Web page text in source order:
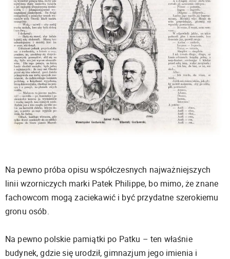
Na pewno próba opisu współczesnych najważniejszych
linii wzorniczych marki Patek Philippe, bo mimo, że znane
fachowcom mogą zaciekawić i być przydatne szerokiemu
gronu osób.
Na pewno polskie pamiątki po Patku – ten właśnie
budynek, gdzie się urodził, gimnazjum jego imienia i